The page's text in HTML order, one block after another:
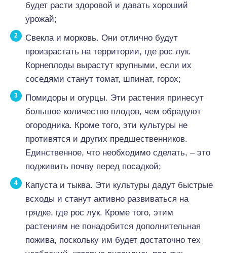
будет расти здоровой и давать хороший
урожай;
Свекла и морковь. Они отлично будут
произрастать на территории, где рос лук.
Корнеплоды вырастут крупными, если их
соседями станут томат, шпинат, горох;
Помидоры и огурцы. Эти растения принесут
большое количество плодов, чем обрадуют
огородника. Кроме того, эти культуры не
противятся и других предшественников.
Единственное, что необходимо сделать, – это
подживить почву перед посадкой;
Капуста и тыква. Эти культуры дадут быстрые
всходы и станут активно развиваться на
грядке, где рос лук. Кроме того, этим
растениям не понадобится дополнительная
пожива, поскольку им будет достаточно тех